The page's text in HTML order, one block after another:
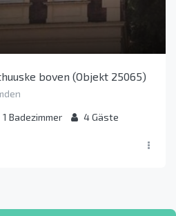
boven (Objekt 25065)
1 Badezimmer 4Gäste